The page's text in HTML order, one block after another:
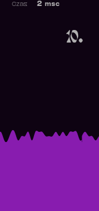
10.
2 msc
Czas: